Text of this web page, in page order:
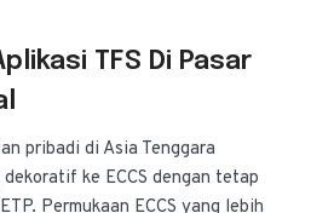
TFS Di Pasar
pribadi di Asia Tenggara
ke ECCS dengan tetap
Permukaan ECCS yang lebih